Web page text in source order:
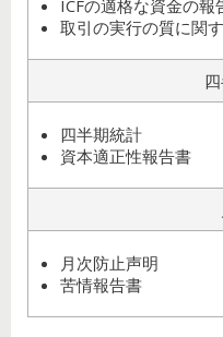
ICFの適格な資金の報
取引の実行の質に関
四半期統計
資本適正性報告書
月次防止声明
苦情報告書